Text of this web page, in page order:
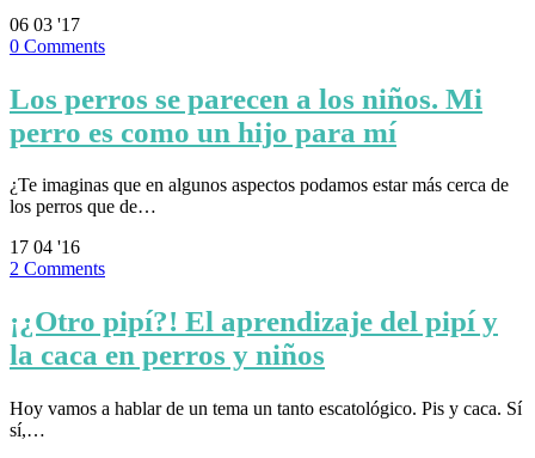
06 03 '17
0 Comments
Los perros se parecen a los niños. Mi
perro es como un hijo para mí
¿Te imaginas que en algunos aspectos podamos estar más cerca de
los perros que de…
17 04 '16
2 Comments
¡¿Otro pipí?! El aprendizaje del pipí y
la caca en perros y niños
Hoy vamos a hablar de un tema un tanto escatológico. Pis y caca. Sí
sí,…